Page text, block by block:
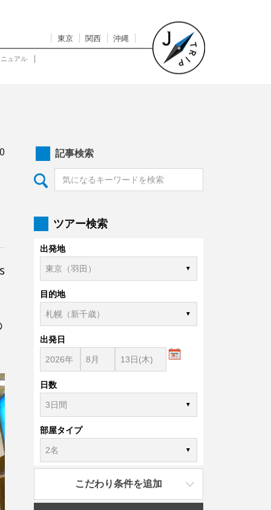
東京 関西 沖縄
ュアル
記事検索
ツアー検索
出発地
目的地
出発日
日数
部屋タイプ
こだわり条件を追加